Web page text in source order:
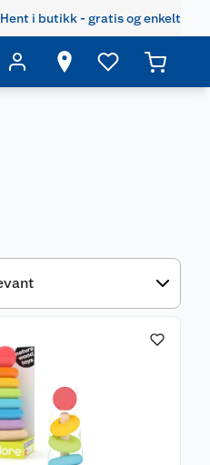
Hent i butikk - gratis og enkelt